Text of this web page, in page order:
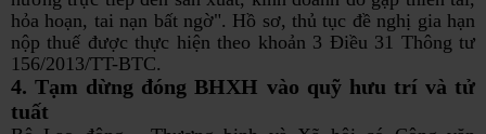
hỏa hoạn, tai nạn bất ngờ". Hồ sơ, thủ tục đề nghị gia hạn
nộp thuế được thực hiện theo khoản 3 Điều 31 Thông tư
156/2013/TT-BTC.
4. Tạm dừng đóng BHXH vào quỹ hưu trí và tử
tuất